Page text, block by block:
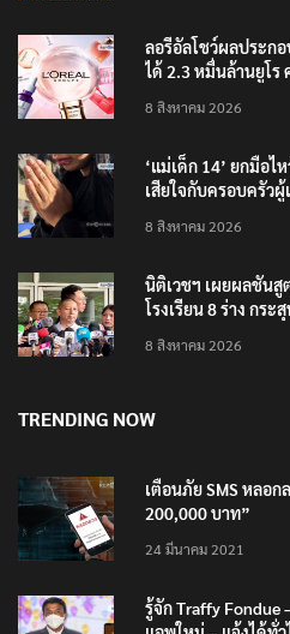
8 สิงหาคม 2026
ลอรีอัลโชว์ผลประก
8 สิงหาคม 2026
‘แม่เด็ก 14’ ยกมือ
8 สิงหาคม 2026
นิติเวชฯ เผยผลชัน
เตือนภัย SMS หลอก
24 มีนาคม 2021